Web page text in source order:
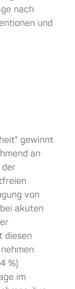
nach
und
gewinnt
an
der
von
akuten
diesen
%)
im